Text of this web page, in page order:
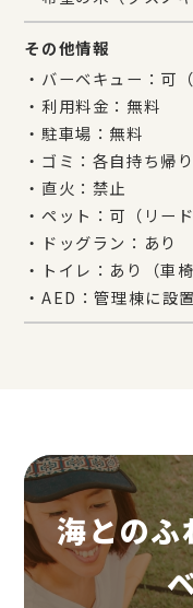
その他情報
・バーベキュー：可
・利用料金：無料
・駐車場：無料
・ゴミ：各自持ち帰り
・直火：禁止
・ペット：可（リード
・ドッグラン：あり
・トイレ：あり（車
・AED：管理棟に設置
海とのふ